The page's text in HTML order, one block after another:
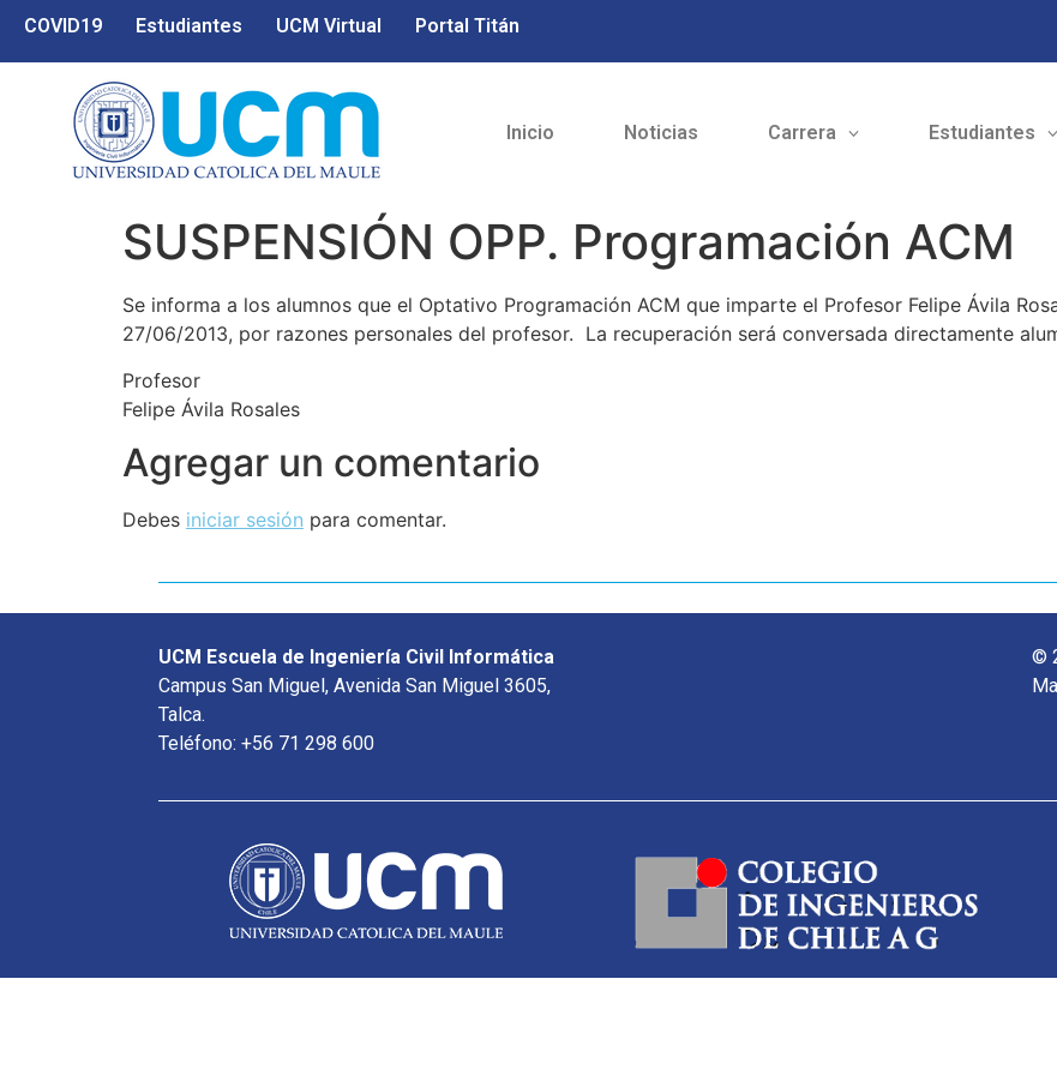
COVID19 Estudiantes UCM Virtual Portal Titán
Inicio Noticias Carrera Estudiantes
SUSPENSIÓN OPP. Programación ACM
Se informa a los alumnos que el Optativo Programación ACM que imparte el Profesor Felipe Ávila
27/06/2013, por razones personales del profesor. La recuperación será conversada directamente
Profesor
Felipe Ávila Rosales
Agregar un comentario
Debes iniciar sesión para comentar.
UCM Escuela de Ingeniería Civil Informática
Campus San Miguel, Avenida San Miguel 3605,
Talca.
Teléfono: +56 71 298 600
©